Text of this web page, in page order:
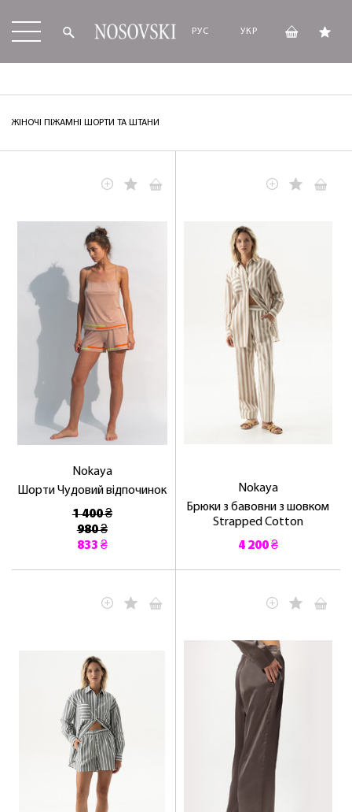
РУС УКР
ЖІНОЧІ ПІЖАМНІ ШОРТИ ТА ШТАНИ
Nokaya
Шорти Чудовий відпочинок
1 400 ₴
980 ₴
833 ₴
Nokaya
Брюки з бавовни з шовком
Strapped Cotton
4 200 ₴